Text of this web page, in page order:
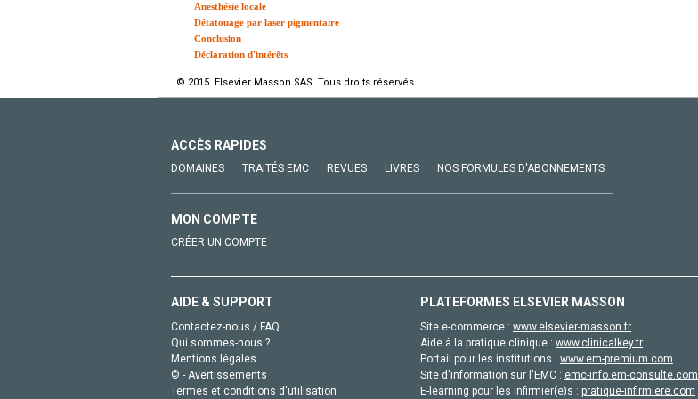
Anesthésie locale
Détatouage par laser pigmentaire
Conclusion
Déclaration d'intérêts
© 2015 Elsevier Masson SAS. Tous droits réservés.
ACCÈS RAPIDES
DOMAINES TRAITÉS EMC REVUES LIVRES NOS FORMULES D'ABONNEMENTS
MON COMPTE
CRÉER UN COMPTE
AIDE & SUPPORT
Contactez-nous / FAQ
Qui sommes-nous ?
Mentions légales
© - Avertissements
Termes et conditions d'utilisation
PLATEFORMES ELSEVIER MASSON
Site e-commerce : www.elsevier-masson.fr
Aide à la pratique clinique : www.clinicalkey.fr
Portail pour les institutions : www.em-premium.com
Site d'information sur l'EMC : emc-info.em-consulte.com
E-learning pour les infirmier(e)s : pratique-infirmiere.com